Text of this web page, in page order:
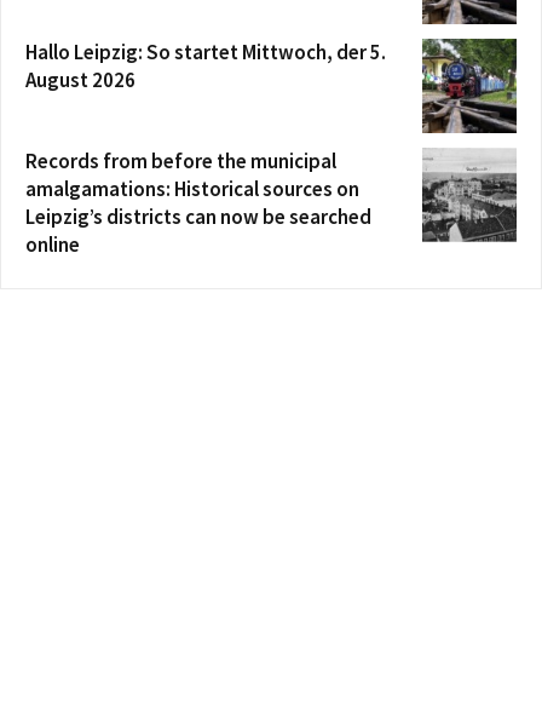
Hallo Leipzig: So startet Mittwoch, der 5.
August 2026
Records from before the municipal
amalgamations: Historical sources on
Leipzig’s districts can now be searched
online